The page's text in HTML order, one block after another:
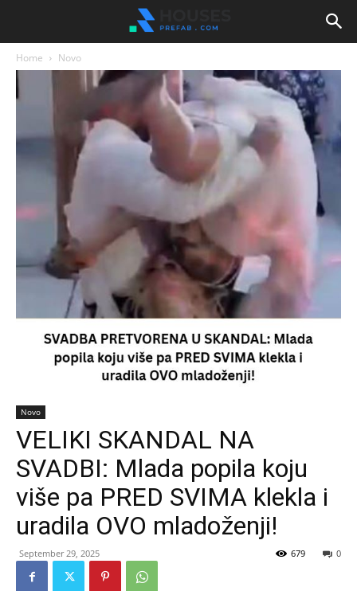
Home Novo
Novo
VELIKI SKANDAL NA
SVADBI: Mlada popila koju
više pa PRED SVIMA klekla i
uradila OVO mladoženji!
September 29, 2025 0
679